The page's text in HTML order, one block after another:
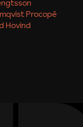
Procopé
Hovind